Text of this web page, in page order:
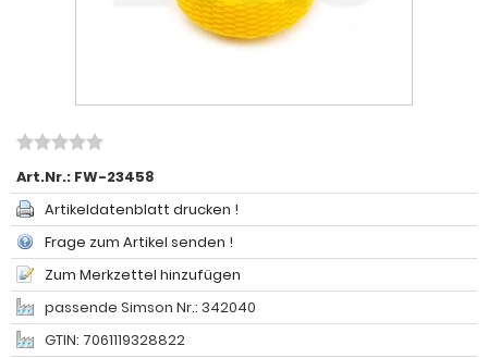
Art.Nr.: FW-23458
Artikeldatenblatt drucken !
Frage zum Artikel senden !
Zum Merkzettel hinzufügen
passende Simson Nr.: 342040
GTIN: 7061119328822